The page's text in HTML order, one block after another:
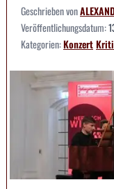
Geschrieben von
Veröffentlichungsdatum:
Kategorien:Konzert